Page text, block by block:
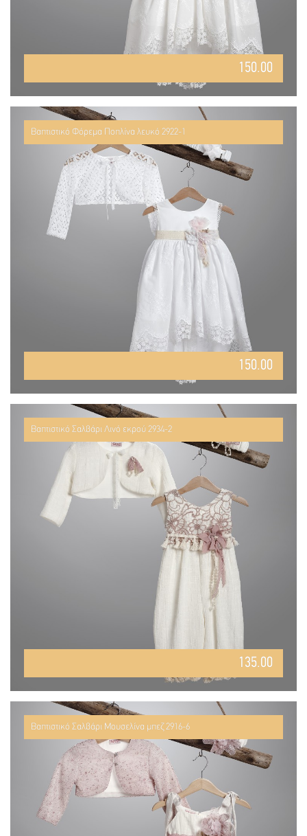
150.00
Βαπτιστικό Φόρεμα Ποπλίνα λευκό 2922-1
150.00
Βαπτιστικό Σαλβάρι Λινό εκρού 2934-2
135.00
Βαπτιστικό Σαλβάρι Μουσελίνα μπεζ 2916-6